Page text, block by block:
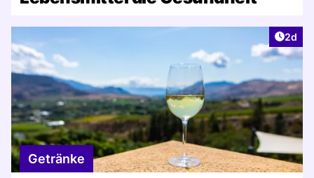
2d
Getränke